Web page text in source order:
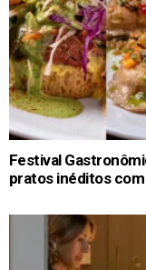
Festival
pratos inéditos